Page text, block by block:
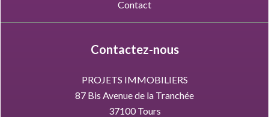
Contact
Contactez-nous
PROJETS IMMOBILIERS
87 Bis Avenue de la Tranchée
37100Tours